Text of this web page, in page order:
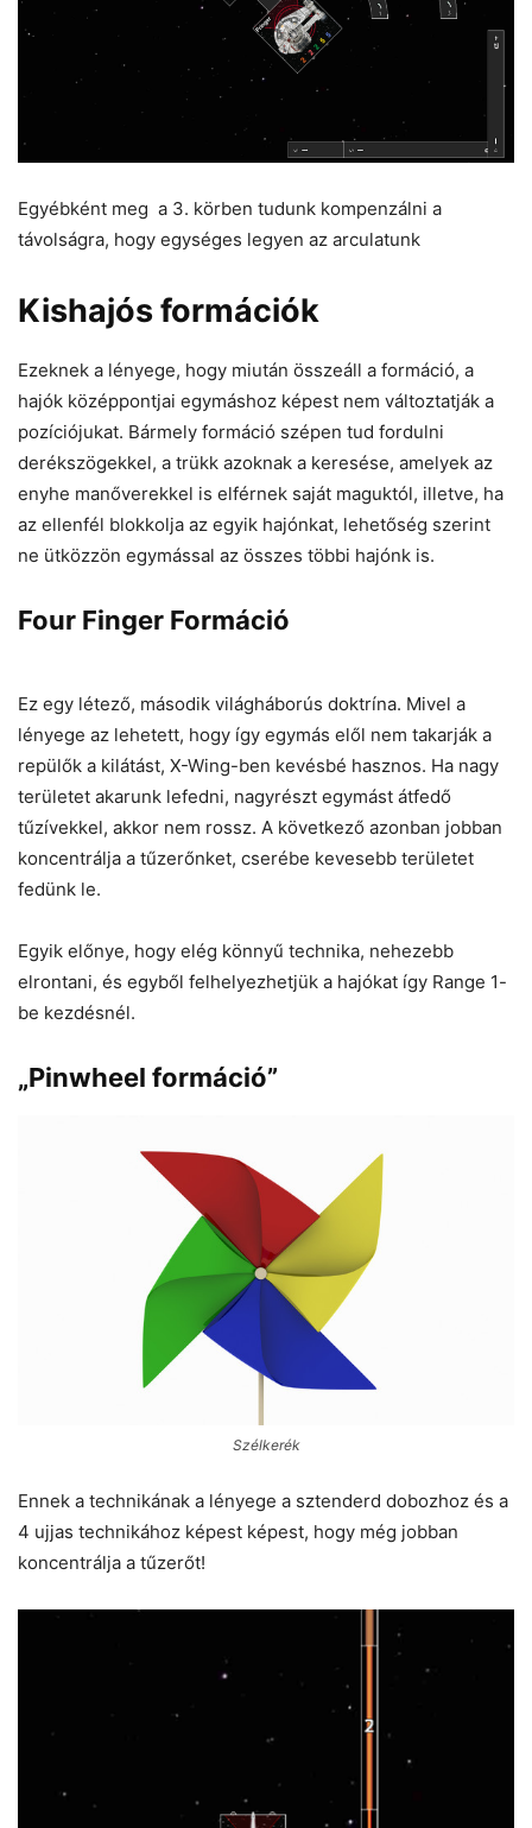
Egyébként meg a 3. körben tudunk kompenzálni a
távolságra, hogy egységes legyen az arculatunk
Kishajós formációk
Ezeknek a lényege, hogy miután összeáll a formáció, a
hajók középpontjai egymáshoz képest nem változtatják a
pozíciójukat. Bármely formáció szépen tud fordulni
derékszögekkel, a trükk azoknak a keresése, amelyek az
enyhe manőverekkel is elférnek saját maguktól, illetve, ha
az ellenfél blokkolja az egyik hajónkat, lehetőség szerint
ne ütközzön egymással az összes többi hajónk is.
Four Finger Formáció
Ez egy létező, második világháborús doktrína. Mivel a
lényege az lehetett, hogy így egymás elől nem takarják a
repülők a kilátást, X-Wing-ben kevésbé hasznos. Ha nagy
területet akarunk lefedni, nagyrészt egymást átfedő
tűzívekkel, akkor nem rossz. A következő azonban jobban
koncentrálja a tűzerőnket, cserébe kevesebb területet
fedünk le.
Egyik előnye, hogy elég könnyű technika, nehezebb
elrontani, és egyből felhelyezhetjük a hajókat így Range 1-
be kezdésnél.
„Pinwheel formáció”
Szélkerék
Ennek a technikának a lényege a sztenderd dobozhoz és a
4 ujjas technikához képest képest, hogy még jobban
koncentrálja a tűzerőt!